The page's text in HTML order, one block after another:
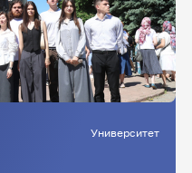
Университет